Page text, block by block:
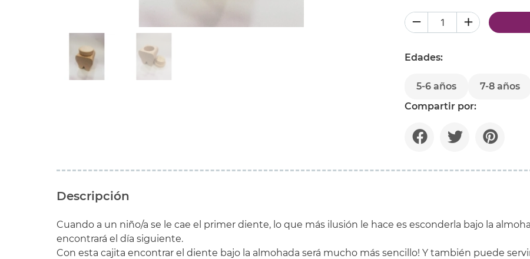
Edades:
5-6 años 7-8 años
Compartir por:
Descripción
Cuando a un niño/a se le cae el primer diente, lo que más ilusión le hace es esconderla bajo la
encontrará el día siguiente.
Con esta cajita encontrar el diente bajo la almohada será mucho más sencillo! Y también puede